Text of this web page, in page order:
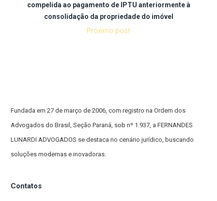
compelida ao pagamento de IPTU anteriormente à
consolidação da propriedade do imóvel
Próximo post
Fundada em 27 de março de 2006, com registro na Ordem dos
Advogados do Brasil, Seção Paraná, sob nº 1.937, a FERNANDES
LUNARDI ADVOGADOS se destaca no cenário jurídico, buscando
soluções modernas e inovadoras.
Contatos